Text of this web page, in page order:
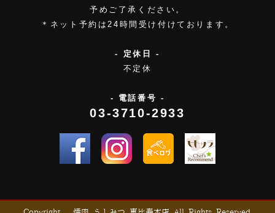
予めご了承ください。
＊ネット予約は24時間受け付けております。
- 定休日 -
不定休
- 電話番号 -
03-3710-2933